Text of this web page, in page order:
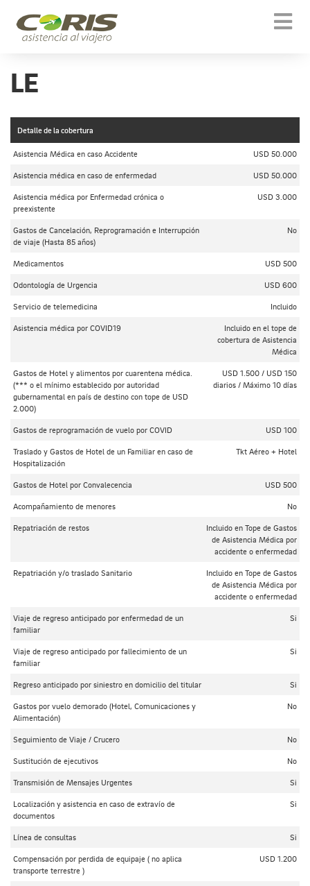
LE
Detalle de la cobertura
Asistencia Médica en caso Accidente USD 50.000
Asistencia médica en caso de enfermedad USD 50.000
Asistencia médica por Enfermedad crónica o
preexistente
USD 3.000
Gastos de Cancelación, Reprogramación e Interrupción
de viaje (Hasta 85 años)
No
Medicamentos USD 500
Odontología de Urgencia USD 600
Servicio de telemedicina Incluido
Asistencia médica por COVID19
Incluido en el tope de
cobertura de Asistencia
Médica
Gastos de Hotel y alimentos por cuarentena médica.
(*** o el mínimo establecido por autoridad
gubernamental en país de destino con tope de USD
2.000)
USD 1.500 / USD 150
diarios / Máximo 10 días
Gastos de reprogramación de vuelo por COVID USD 100
Traslado y Gastos de Hotel de un Familiar en caso de
Hospitalización
Tkt Aéreo + Hotel
Gastos de Hotel por Convalecencia USD 500
Acompañamiento de menores No
Repatriación de restos
Incluido en Tope de Gastos
de Asistencia Médica por
accidente o enfermedad
Repatriación y/o traslado Sanitario
Incluido en Tope de Gastos
de Asistencia Médica por
accidente o enfermedad
Viaje de regreso anticipado por enfermedad de un
familiar
Si
Viaje de regreso anticipado por fallecimiento de un
familiar
Si
Regreso anticipado por siniestro en domicilio del titular Si
Gastos por vuelo demorado (Hotel, Comunicaciones y
Alimentación)
No
Seguimiento de Viaje / Crucero No
Sustitución de ejecutivos No
Transmisión de Mensajes Urgentes Si
Localización y asistencia en caso de extravío de
documentos
Si
Línea de consultas Si
Compensación por perdida de equipaje ( no aplica
transporte terrestre )
USD 1.200